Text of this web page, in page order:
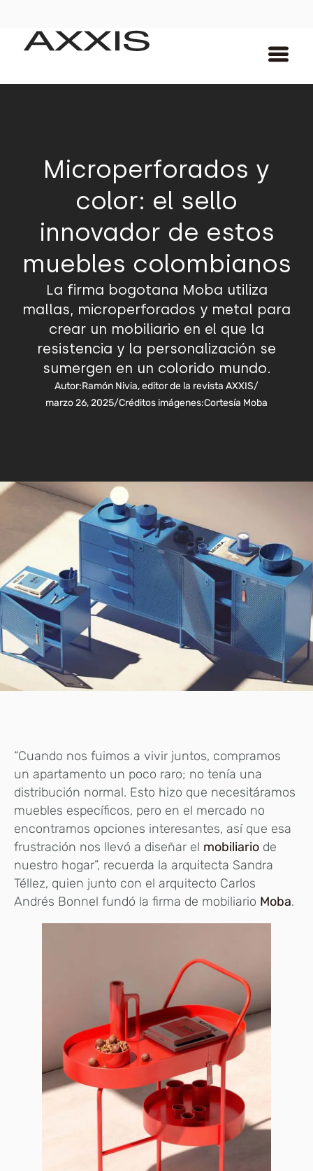
Microperforados y
color: el sello
innovador de estos
muebles colombianos
La firma bogotana Moba utiliza
mallas, microperforados y metal para
crear un mobiliario en el que la
resistencia y la personalización se
sumergen en un colorido mundo.
Autor:Ramón Nivia, editor de la revista AXXIS/
marzo 26, 2025/Créditos imágenes:Cortesía Moba
“Cuando nos fuimos a vivir juntos, compramos
un apartamento un poco raro; no tenía una
distribución normal. Esto hizo que necesitáramos
muebles específicos, pero en el mercado no
encontramos opciones interesantes, así que esa
frustración nos llevó a diseñar el mobiliario de
nuestro hogar”, recuerda la arquitecta Sandra
Téllez, quien junto con el arquitecto Carlos
Andrés Bonnel fundó la firma de mobiliario Moba.